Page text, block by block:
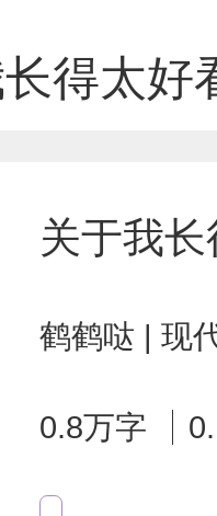
得太好
关于我
鹤鹤哒 | 现
0.8万字